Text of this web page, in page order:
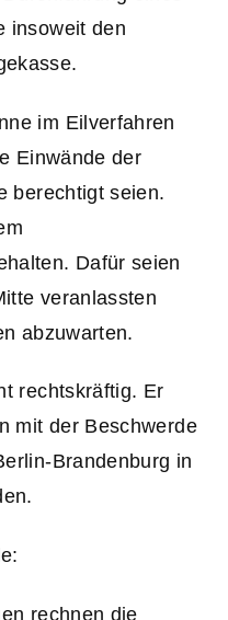
insoweit den
im Eilverfahren
Einwände der
berechtigt seien.
Dafür seien
veranlassten
abzuwarten.
rechtskräftig. Er
mit der Beschwerde
Brandenburg in
rechnen die